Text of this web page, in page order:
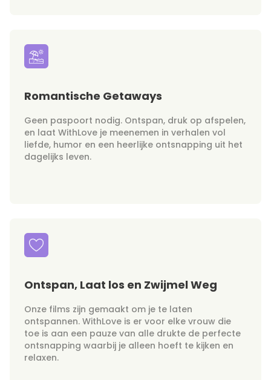
Romantische Getaways
Geen paspoort nodig. Ontspan, druk op afspelen,
en laat WithLove je meenemen in verhalen vol
liefde, humor en een heerlijke ontsnapping uit het
dagelijks leven.
Ontspan, Laat los en Zwijmel Weg
Onze films zijn gemaakt om je te laten
ontspannen. WithLove is er voor elke vrouw die
toe is aan een pauze van alle drukte de perfecte
ontsnapping waarbij je alleen hoeft te kijken en
relaxen.